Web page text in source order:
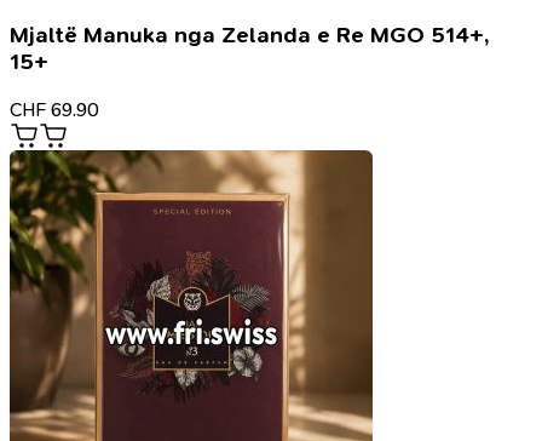
Mjaltë Manuka nga Zelanda e Re MGO 514+,
15+
CHF 69.90